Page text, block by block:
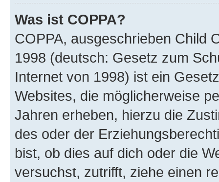
Was ist COPPA?
COPPA, ausgeschrieben Child
1998 (deutsch: Gesetz zum
Internet von 1998) ist ein
Websites, die möglicherweise
Jahren erheben, hierzu die
des oder der
bist, ob dies auf dich oder die
versuchst, zutrifft, ziehe einen